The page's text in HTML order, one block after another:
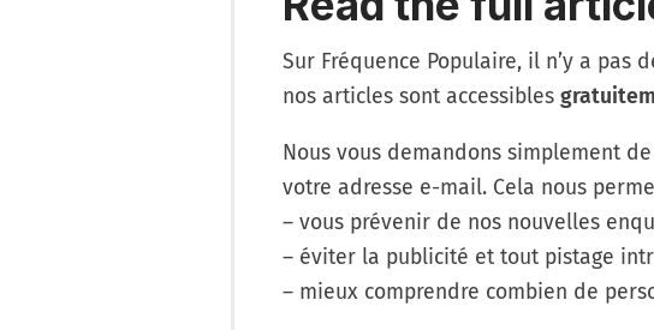
Sur Fréquence Populaire, il n’y a pas
nos articles sont accessibles
Nous vous demandons simplement
votre adresse e-mail. Cela nous
– vous prévenir de nos nouvelles
– éviter la publicité et tout pistage
– mieux comprendre combien de